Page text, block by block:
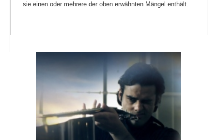
sie einen oder mehrere der oben erwähnten Mängel enthält.